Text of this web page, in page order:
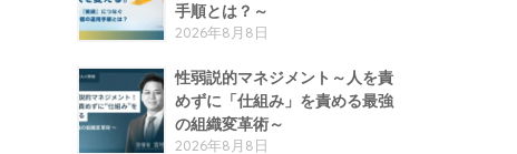
手順とは？～
2026年8月8日
性弱説的​マネジメント​～人を責
めずに「仕組み」を責める​最強
の組織変革術​～
2026年8月8日